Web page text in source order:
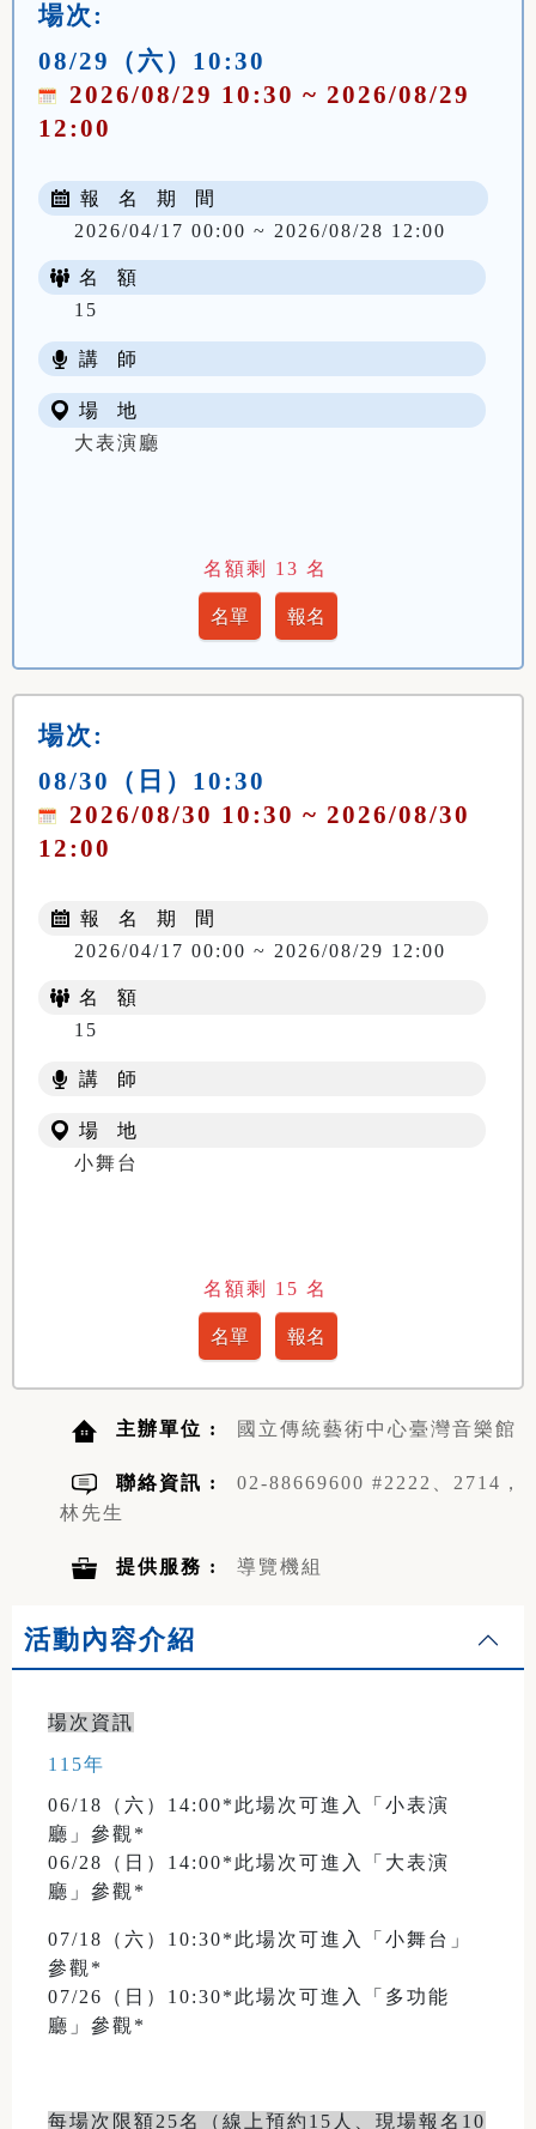
場次:
08/29（六）10:30
2026/08/29 10:30 ~ 2026/08/29
12:00
報 名 期 間
2026/04/17 00:00 ~ 2026/08/28 12:00
名 額
15
講 師
場 地
大表演廳
名額剩 13 名
場次:
08/30（日）10:30
2026/08/30 10:30 ~ 2026/08/30
12:00
報 名 期 間
2026/04/17 00:00 ~ 2026/08/29 12:00
名 額
15
講 師
場 地
小舞台
名額剩 15 名
主辦單位 : 國立傳統藝術中心臺灣音樂館
聯絡資訊 :
02-88669600 #2222、2714，
林先生
提供服務 : 導覽機組
活動內容介紹
場次資訊
115年
06/18（六）14:00*此場次可進入「小表演
廳」參觀*
06/28（日）14:00*此場次可進入「大表演
廳」參觀*
07/18（六）10:30*此場次可進入「小舞台」
參觀*
07/26（日）10:30*此場次可進入「多功能
廳」參觀*
每場次限額25名（線上預約15人、現場報名10